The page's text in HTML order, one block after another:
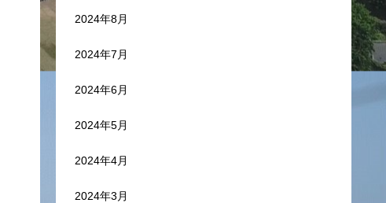
2024年8月
2024年7月
2024年6月
2024年5月
2024年4月
2024年3月